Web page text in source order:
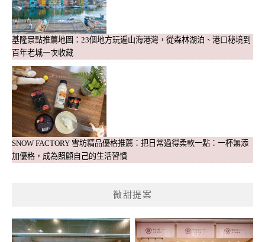
基隆景點推薦地圖：23個地方玩遍山海港灣，從森林湖泊、港口秘境到
百年老城一次收藏
SNOW FACTORY 雪坊精品優格推薦：把日常過得柔軟一點：一杯無添
加優格，成為照顧自己的生活習慣
微甜提案